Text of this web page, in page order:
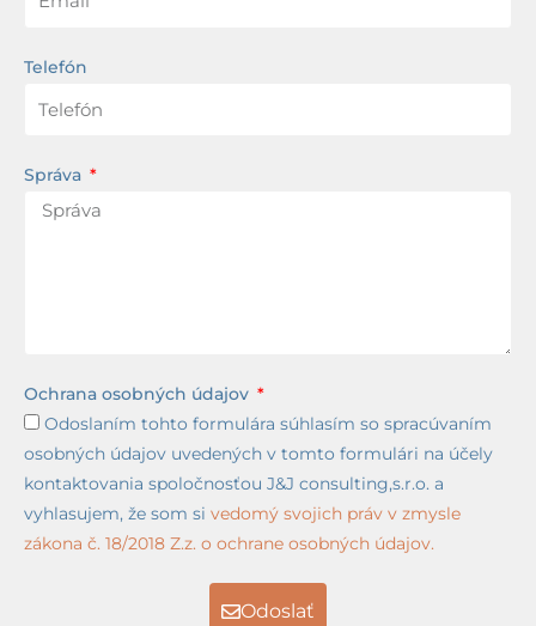
Telefón
Správa
Ochrana osobných údajov
Odoslaním tohto formulára súhlasím so spracúvaním
osobných údajov uvedených v tomto formulári na účely
kontaktovania spoločnosťou J&J consulting,s.r.o. a
vyhlasujem, že som si vedomý svojich práv v zmysle
zákona č. 18/2018 Z.z. o ochrane osobných údajov.
Odoslať